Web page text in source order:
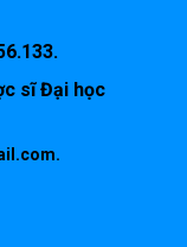
sĩ Đại học